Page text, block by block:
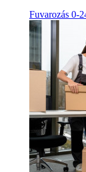
Fuvarozás 0-